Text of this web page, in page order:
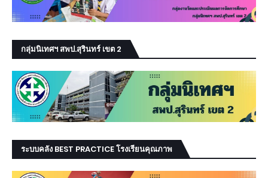
กลุ่มนิเทศฯ สพป.สุรินทร์ เขต 2
ระบบคลัง BEST PRACTICE โรงเรียนคุณภาพ